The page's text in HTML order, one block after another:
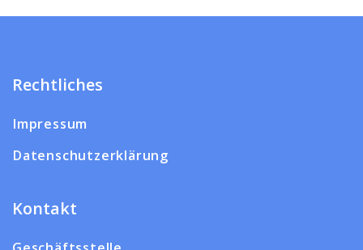
Rechtliches
Impressum
Datenschutzerklärung
Kontakt